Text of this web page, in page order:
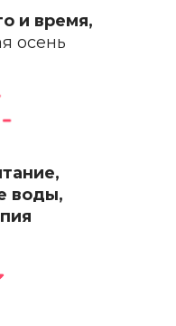
и время,
осень
воды,